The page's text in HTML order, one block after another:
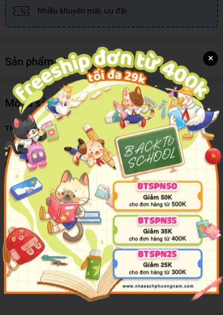
Nhiều khuyến mãi, ưu đãi
Sản phẩm cùng loại
Mô tả sản phẩm
This Little Piggy Wore A T-Shirt
Everyone’s heard of the little piggy who went to market . . . but
have you seen its T-shirt? Revisit a popular rhyme, with touch-and-
feel T-shirts and funny slogans throughout! A UNIQUE AND
AMUSING BOARD BOOK WITH T-SHIRT TOUCHES
THROUGHOUT
A unique and amusing take on the popular rhyme, This little
piggy went to market.
Each spread features part of the classic rhyme, followed by
an illustration of a little piggy in a funny touch-and-feel T-
shirt.
The hilarious slogans printed on each T-shirt are sure to
entertain parents and children alike!
×